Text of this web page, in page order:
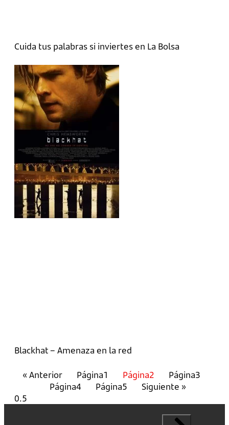
Cuida tus palabras si inviertes en La Bolsa
Blackhat – Amenaza en la red
« Anterior Página1 Página2 Página3
Página4 Página5 Siguiente »